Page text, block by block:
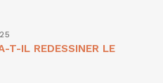
T-IL REDESSINER LE